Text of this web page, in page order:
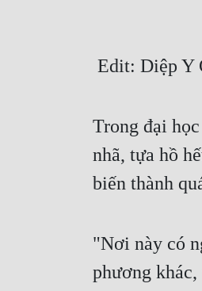
Edit: Diệp Y
Trong đại
nhã, tựa hồ
biến thành
"Nơi này có
phương